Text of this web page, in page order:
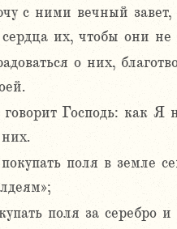
с ними вечный завет,
их, чтобы они не
о них,
Господь: как Я
поля в земле
поля за серебро